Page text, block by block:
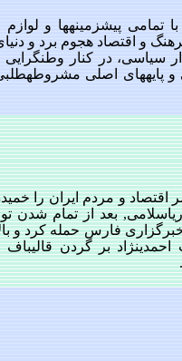
پیش‏زمینه‏ها و لوازم
و اقتصاد هجوم برد و
سیاسی، در کنار وطن‏گرایی
و پایه‏های اصلی
و مردم ایران را
بعد از تمام شدن
فارس حمله کرد و
بر گردن قالیباف